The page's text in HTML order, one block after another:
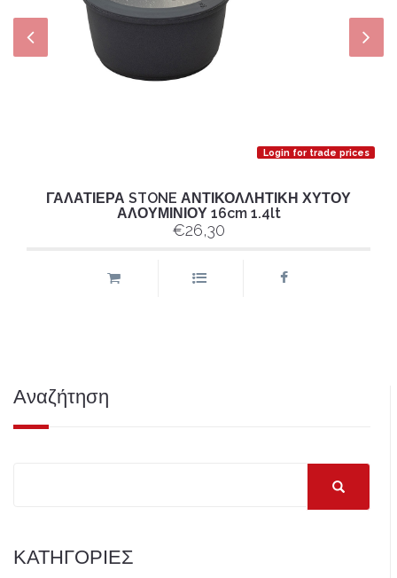
Login for trade prices
ΓΑΛΑΤΙΕΡΑ STONE ΑΝΤΙΚΟΛΛΗΤΙΚΗ ΧΥΤΟΥ
ΑΛΟΥΜΙΝΙΟΥ 16cm 1.4lt
€26,30
Αναζήτηση
ΚΑΤΗΓΟΡΙΕΣ